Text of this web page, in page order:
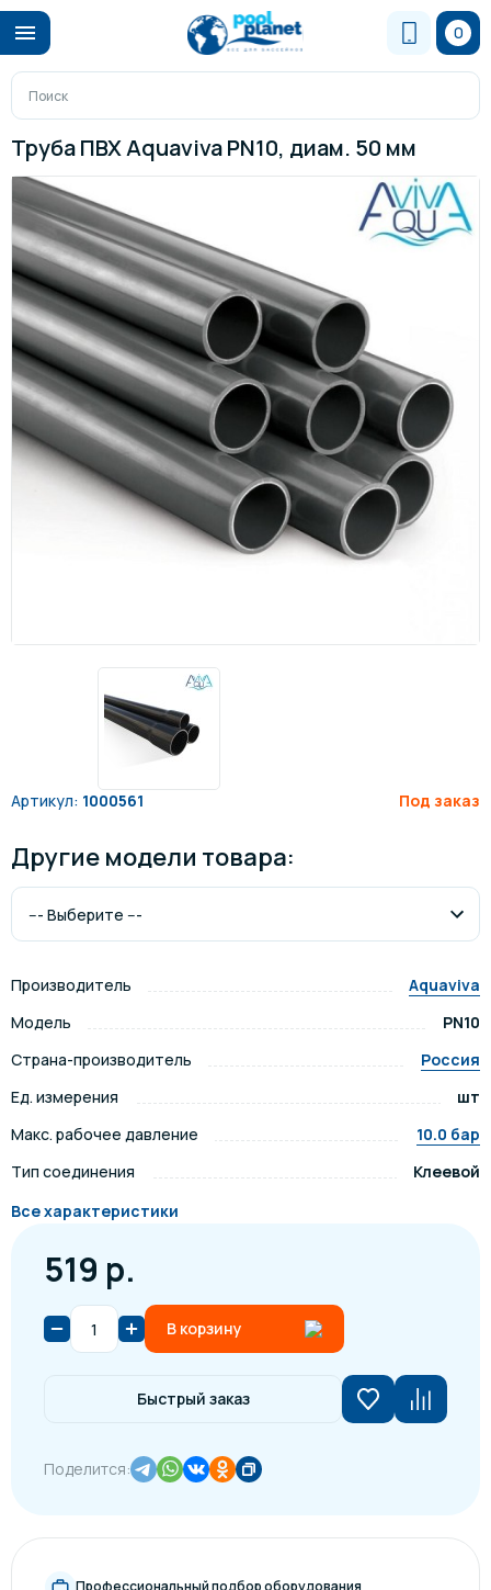
0
Труба ПВХ Aquaviva PN10, диам. 50 мм
Артикул: 1000561 Под заказ
Другие модели товара:
Производитель
Aquaviva
Модель
PN10
Страна-производитель
Россия
Ед. измерения
шт
Макс. рабочее давление
10.0 бар
Тип соединения
Клеевой
Все характеристики
519 р.
В корзину
Быстрый заказ
Поделится:
Профессиональный подбор оборудования